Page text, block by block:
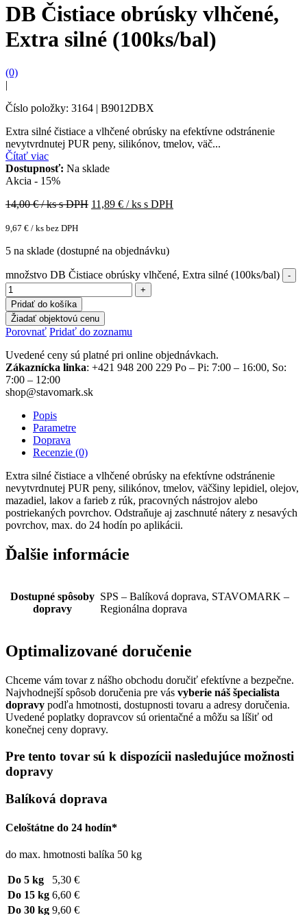
DB Čistiace obrúsky vlhčené,
Extra silné (100ks/bal)
(0)
|
Číslo položky: 3164 | B9012DBX
Extra silné čistiace a vlhčené obrúsky na efektívne odstránenie
nevytvrdnutej PUR peny, silikónov, tmelov, väč...
Čítať viac
Dostupnosť: Na sklade
Akcia - 15%
14,00€ / ks s DPH 11,89 € / ks s DPH
9,67 € / ks bez DPH
5 na sklade (dostupné na objednávku)
množstvo DB Čistiace obrúsky vlhčené, Extra silné (100ks/bal)
Pridať do košíka
Žiadať objektovú cenu
Porovnať Pridať do zoznamu
Uvedené ceny sú platné pri online objednávkach.
Zákaznícka linka: +421 948 200 229 Po – Pi: 7:00 – 16:00, So:
7:00 – 12:00
shop@stavomark.sk
Popis
Parametre
Doprava
Recenzie (0)
Extra silné čistiace a vlhčené obrúsky na efektívne odstránenie
nevytvrdnutej PUR peny, silikónov, tmelov, väčšiny lepidiel, olejov,
mazadiel, lakov a farieb z rúk, pracovných nástrojov alebo
postriekaných povrchov. Odstraňuje aj zaschnuté nátery z nesavých
povrchov, max. do 24 hodín po aplikácii.
Ďalšie informácie
Dostupné spôsoby
dopravy
SPS – Balíková doprava, STAVOMARK –
Regionálna doprava
Optimalizované doručenie
Chceme vám tovar z nášho obchodu doručiť efektívne a bezpečne.
Najvhodnejší spôsob doručenia pre vás vyberie náš špecialista
dopravy podľa hmotnosti, dostupnosti tovaru a adresy doručenia.
Uvedené poplatky dopravcov sú orientačné a môžu sa líšiť od
konečnej ceny dopravy.
Pre tento tovar sú k dispozícii nasledujúce možnosti
dopravy
Balíková doprava
Celoštátne do 24 hodín*
do max. hmotnosti balíka 50 kg
Do 5 kg
5,30 €
Do 15 kg 6,60 €
Do 30 kg 9,60 €